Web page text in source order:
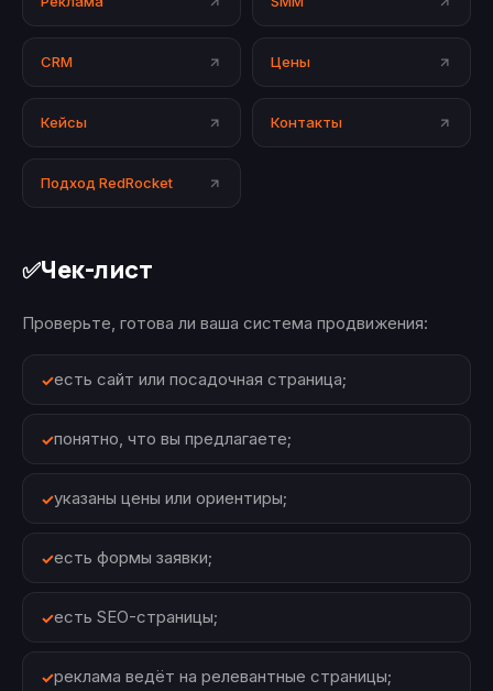
CRM Цены
Кейсы Контакты
Подход RedRocket
✅Чек-лист
Проверьте, готова ли ваша система продвижения:
есть сайт или посадочная страница;
понятно, что вы предлагаете;
указаны цены или ориентиры;
есть формы заявки;
есть SEO-страницы;
реклама ведёт на релевантные страницы;